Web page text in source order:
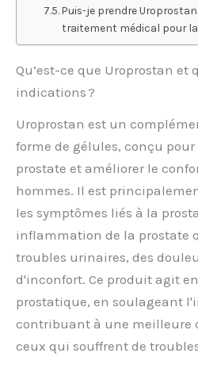
Puis-je prendre
traitement médical pour
Qu’est-ce que Uroprostan et
indications ?
Uroprostan est un
forme de gélules, conçu
prostate et améliorer le
hommes. Il est
les symptômes liés à la
inflammation de la prostate
troubles urinaires, des
d'inconfort. Ce produit agit
prostatique, en soulageant
contribuant à une meilleure
ceux qui souffrent de